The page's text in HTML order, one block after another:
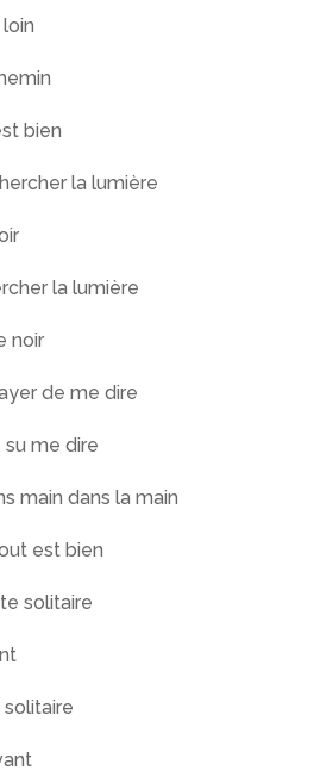
bien
la lumière
la lumière
noir
de me dire
su me dire
main dans la main
est bien
solitaire
solitaire